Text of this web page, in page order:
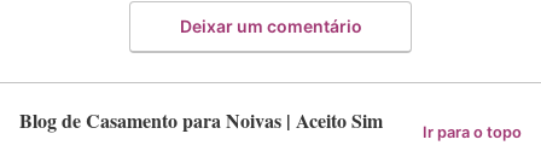
Deixar um comentário
Blog de Casamento para Noivas | Aceito Sim Ir para o topo